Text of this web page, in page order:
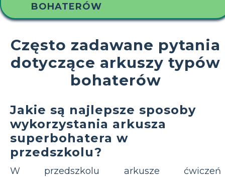
BOHATERÓW
Często zadawane pytania
dotyczące arkuszy typów
bohaterów
Jakie są najlepsze sposoby
wykorzystania arkusza
superbohatera w
przedszkolu?
W przedszkolu arkusze ćwiczeń